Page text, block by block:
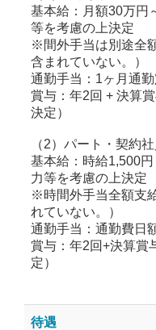
基本給：月額30万
等を考慮の上決定
※間外手当は別途全
含まれていない。）
通勤手当：1ヶ月通
賞与：年2回 + 決算
決定）
（2）パート・契約社
基本給：時給1,500
力等を考慮の上決定
※時間外手当全額支
れていない。）
通勤手当：通勤費日
賞与：年2回+決算
定）
待遇